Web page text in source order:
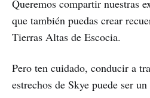
Queremos compartir nuestras
que también puedas crear
Tierras Altas de Escocia.
Pero ten cuidado, conducir a
estrechos de Skye puede ser